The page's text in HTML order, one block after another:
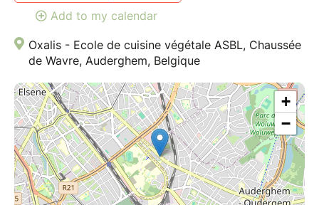
Add to my calendar
Oxalis - Ecole de cuisine végétale ASBL, Chaussée
de Wavre, Auderghem, Belgique
+
−